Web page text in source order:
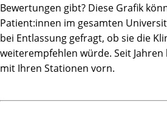
Bewertungen gibt? Diese Grafik
Patient:innen im gesamten
bei Entlassung gefragt, ob sie die
weiterempfehlen würde. Seit
mit Ihren Stationen vorn.